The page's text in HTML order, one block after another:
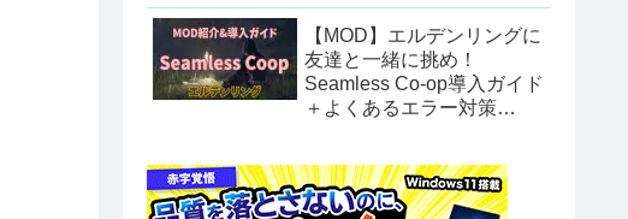
【MOD】エルデンリングに
友達と一緒に挑め！
Seamless Co-op導入ガイド
＋よくあるエラー対策